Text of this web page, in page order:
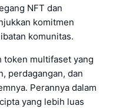
NFT dan
komitmen
komunitas.
token multifaset yang
perdagangan, dan
Perannya dalam
yang lebih luas